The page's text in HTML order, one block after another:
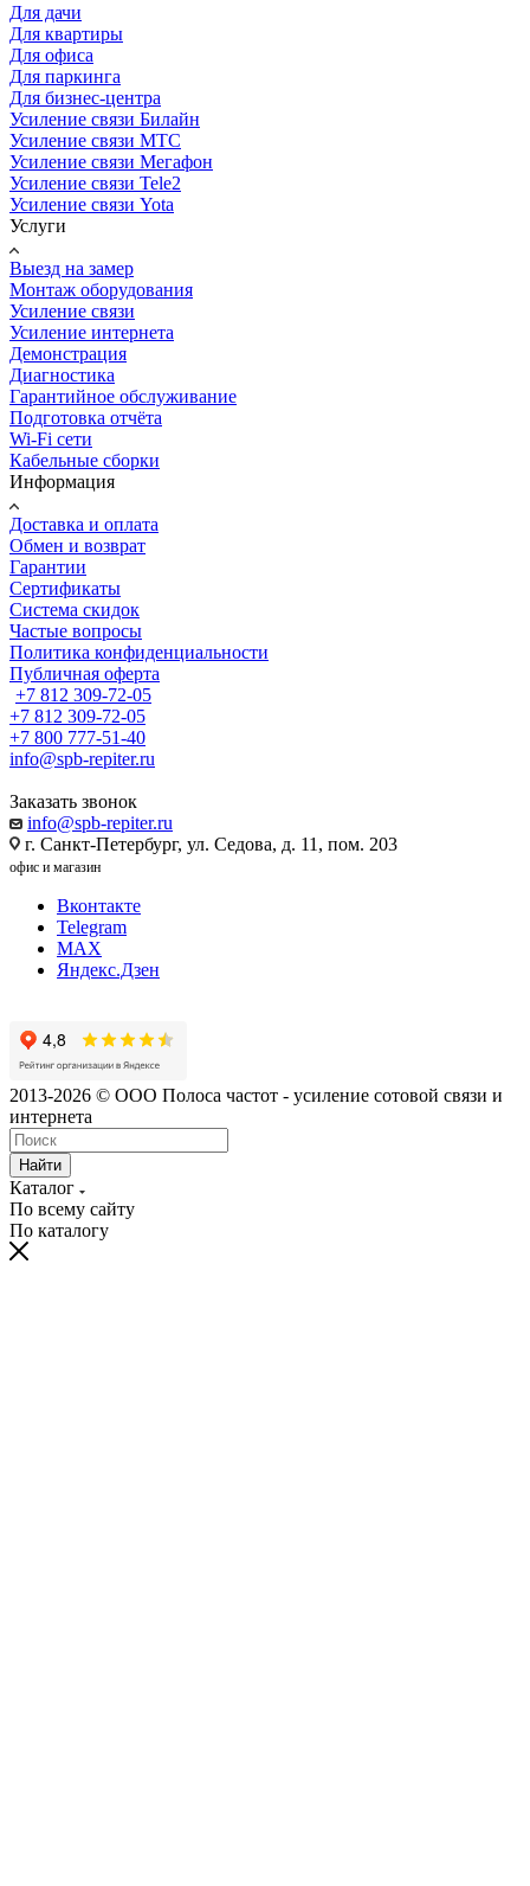
Для дачи
Для квартиры
Для офиса
Для паркинга
Для бизнес-центра
Усиление связи Билайн
Усиление связи МТС
Усиление связи Мегафон
Усиление связи Tele2
Усиление связи Yota
Услуги
Выезд на замер
Монтаж оборудования
Усиление связи
Усиление интернета
Демонстрация
Диагностика
Гарантийное обслуживание
Подготовка отчёта
Wi-Fi сети
Кабельные сборки
Информация
Доставка и оплата
Обмен и возврат
Гарантии
Сертификаты
Система скидок
Частые вопросы
Политика конфиденциальности
Публичная оферта
+7 812 309-72-05
+7 812 309-72-05
+7 800 777-51-40
info@spb-repiter.ru
Заказать звонок
info@spb-repiter.ru
г. Санкт-Петербург, ул. Седова, д. 11, пом. 203
офис и магазин
Вконтакте
Telegram
MAX
Яндекс.Дзен
2013-2026 © ООО Полоса частот - усиление сотовой связи и
интернета
Найти
Каталог
По всему сайту
По каталогу